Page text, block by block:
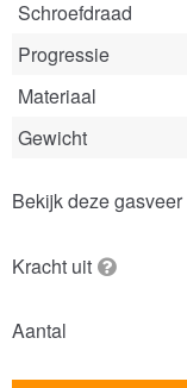
Schroefdraad
Progressie
Materiaal
Gewicht
Bekijk deze gasveer
Kracht uit
Aantal